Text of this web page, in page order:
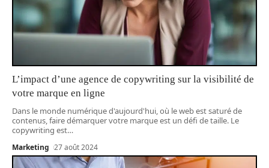
L’impact d’une agence de copywriting sur la visibilité de
votre marque en ligne
Dans le monde numérique d'aujourd'hui, où le web est saturé de
contenus, faire démarquer votre marque est un défi de taille. Le
copywriting est…
Marketing 27 août 2024